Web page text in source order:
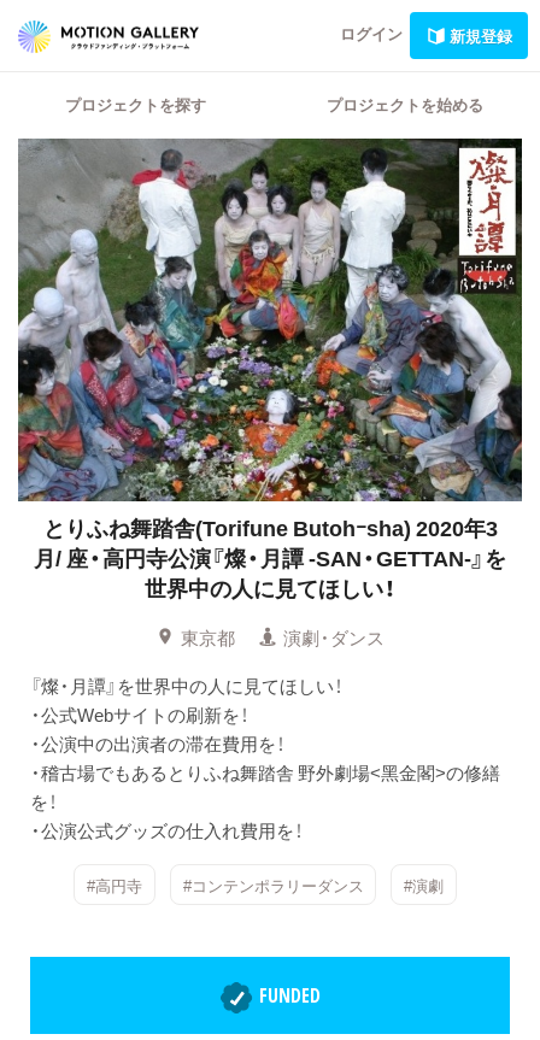
ログイン 新規登録
プロジェクトを探す プロジェクトを始める
とりふね舞踏舎(Torifune Butohｰsha) 2020年3
月/座・高円寺公演『燦・月譚 -SAN・GETTAN-』を
世界中の人に見てほしい！
東京都
演劇・ダンス
『燦・月譚』を世界中の人に見てほしい！
・公式Webサイトの刷新を！
・公演中の出演者の滞在費用を！
・稽古場でもあるとりふね舞踏舎 野外劇場<黑金閣>の修繕
を！
・公演公式グッズの仕入れ費用を！
#高円寺 #コンテンポラリーダンス #演劇
FUNDED